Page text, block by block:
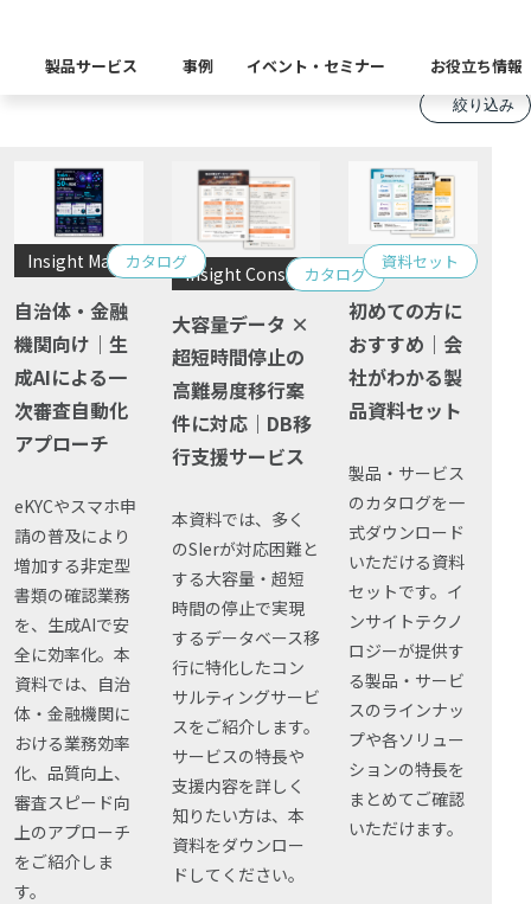
製品サービス
キーワードから探す
製品一覧
自社開発製品群
データ統合／分析
プラットフォーム
データ資産管理ソフトウェア
テストソフトウェア
ソリューション
データ統合・管理・配信
データマスキングソフトウェア
ソフトウェア
データ利活用コンサルティング・データ統合コンサルティ
クラウド移行コンサルティング・データベースコンサルティング・
データ統合データ可視化・活用基盤
データセキュリティ
テスト自動化・効
ディザスタ
プロフェッショナルサービス
課題から探す
課題に関する製品をこちら
クラウド移行時のよく
仮想環境（VMware）
異種データベース移行
キーワードから探す
キーワードに関連する製品
SQLテスト
クラウド移行
テストデータ作成
ディザスタリカバリ
データガバナンス
業界から探す
業界特有の課題・ユースケ
建設業
金融・保険業
卸売・小売業
情報通信業
公共
Insight Catalog
Insight SQL Testing
Insight PISO
Qlik データ統合
Denodo Platform
事例 イベント・セミナー
イベント
お役立ち情報
Insight Blog CxOリレーブログ
企業理念 代表あいさつ
会社概要
役員紹介 アクセス
Document Download
絞り込み
× 絞り込みを解除
種別
ALL
カタログ
動画
資料セット
製品カテゴリ
データ統合
ディザスタリカバリ
テスト自動化・効率化
データ可視化・活用基盤
データセキュリティ
プロフェッショナルサービス
Insight Maskingカタログ
自治体・金融
機関向け｜生
成AIによる一
次審査自動化
アプローチ
eKYCやスマホ申
請の普及により
増加する非定型
書類の確認業務
を、生成AIで安
全に効率化。本
資料では、自治
体・金融機関に
おける業務効率
化、品質向上、
審査スピード向
上のアプローチ
をご紹介しま
す。
Insight Consultingカタログ
大容量データ ×
超短時間停止の
高難易度移行案
件に対応｜DB移
行支援サービス
本資料では、多く
のSIerが対応困難と
する大容量・超短
時間の停止で実現
するデータベース移
行に特化したコン
サルティングサービ
スをご紹介します。
サービスの特長や
支援内容を詳しく
知りたい方は、本
資料をダウンロー
ドしてください。
資料セット
初めての方に
おすすめ｜会
社がわかる製
品資料セット
製品・サービス
のカタログを一
式ダウンロード
いただける資料
セットです。イ
ンサイトテクノ
ロジーが提供す
る製品・サービ
スのラインナッ
プや各ソリュー
ションの特長を
まとめてご確認
いただけます。